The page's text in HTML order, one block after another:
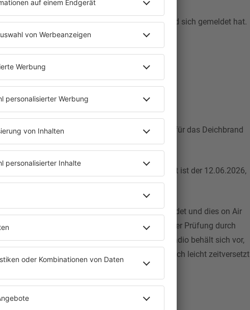
euer Freund den Anruf entgegennimmt und sich gemeldet hat.
ist.
den Wortstamm sind erlaubt.
der 30 Sekunden, gewinnt ihr 1x2 Tickets für das Deichbrand
der 29.05.2026, 0 Uhr. Letztmöglicher Zeitpunkt ist der 12.06.2026,
Gespräch mit der Anruferin/dem Anrufer beendet und dies on Air
auf den Gewinn entsteht erst nach erfolgter Prüfung durch
teilnahme- und gewinnberechtigt ist. delta radio behält sich vor,
und Kandidatin/Kandidat geführte Gespräch leicht zeitversetzt